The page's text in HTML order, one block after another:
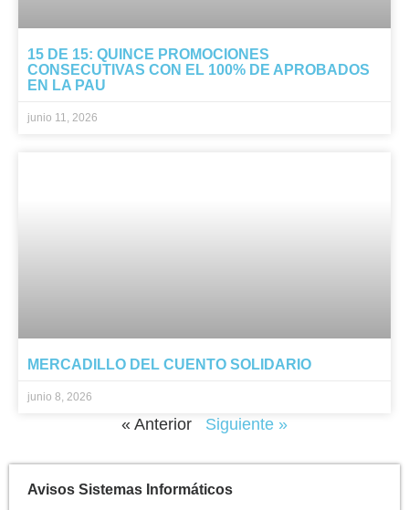
15 DE 15: QUINCE PROMOCIONES
CONSECUTIVAS CON EL 100% DE APROBADOS
EN LA PAU
junio 11, 2026
MERCADILLO DEL CUENTO SOLIDARIO
junio 8, 2026
« Anterior Siguiente »
Avisos Sistemas Informáticos